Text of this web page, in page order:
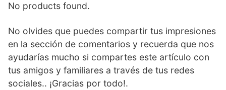
No products found.
No olvides que puedes compartir tus impresiones
en la sección de comentarios y recuerda que nos
ayudarías mucho si compartes este artículo con
tus amigos y familiares a través de tus redes
sociales.. ¡Gracias por todo!.